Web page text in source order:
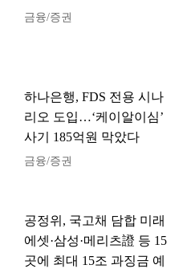
금융/증권
하나은행, FDS 전용 시나
리오 도입…‘케이알이심’
사기 185억원 막았다
금융/증권
공정위, 국고채 담합 미래
에셋·삼성·메리츠證 등 15
곳에 최대 15조 과징금 예